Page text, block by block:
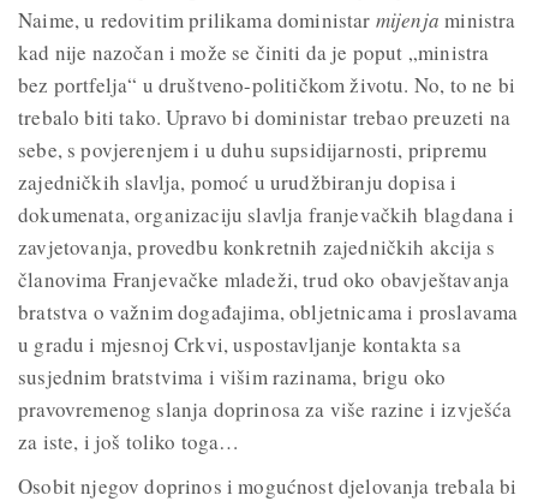
Naime, u redovitim prilikama doministar mijenja ministra
kad nije nazočan i može se činiti da je poput „ministra
bez portfelja“ u društveno-političkom životu. No, to ne bi
trebalo biti tako. Upravo bi doministar trebao preuzeti na
sebe, s povjerenjem i u duhu supsidijarnosti, pripremu
zajedničkih slavlja, pomoć u urudžbiranju dopisa i
dokumenata, organizaciju slavlja franjevačkih blagdana i
zavjetovanja, provedbu konkretnih zajedničkih akcija s
članovima Franjevačke mladeži, trud oko obavještavanja
bratstva o važnim događajima, obljetnicama i proslavama
u gradu i mjesnoj Crkvi, uspostavljanje kontakta sa
susjednim bratstvima i višim razinama, brigu oko
pravovremenog slanja doprinosa za više razine i izvješća
za iste, i još toliko toga…
Osobit njegov doprinos i mogućnost djelovanja trebala bi